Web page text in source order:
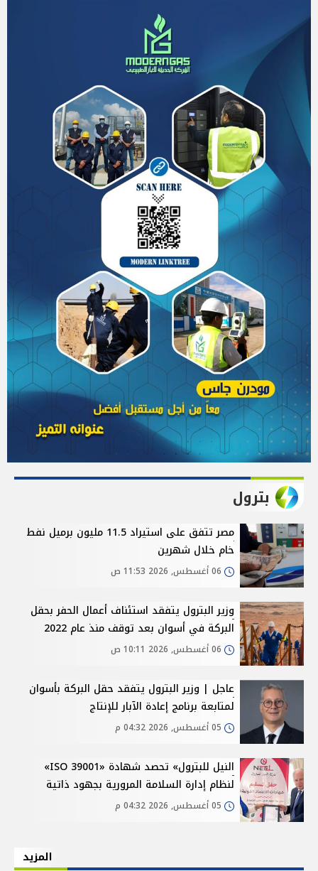
بترول
مصر تتفق على استيراد 11.5 مليون برميل نفط
خام خلال شهرين
وزير البترول يتفقد استئناف أعمال الحفر بحقل
البركة في أسوان بعد توقف منذ عام 2022
عاجل | وزير البترول يتفقد حقل البركة بأسوان
لمتابعة برنامج إعادة الآبار للإنتاج
النيل للبترول» تحصد شهادة «ISO 39001»
لنظام إدارة السلامة المرورية بجهود ذاتية
المزيد